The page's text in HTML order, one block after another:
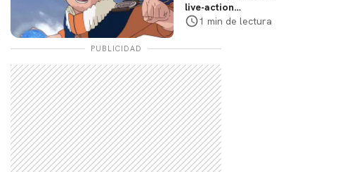
live-action
explorará la
dice el director
1 min de lectura
PUBLICIDAD